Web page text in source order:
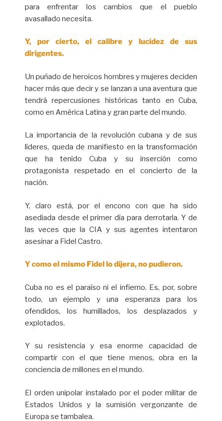
para enfrentar los cambios que el pueblo
avasallado necesita.
Y, por cierto, el calibre y lucidez de sus
dirigentes.
Un puñado de heroicos hombres y mujeres deciden
hacer más que decir y se lanzan a una aventura que
tendrá repercusiones históricas tanto en Cuba,
como en América Latina y gran parte del mundo.
La importancia de la revolución cubana y de sus
líderes, queda de manifiesto en la transformación
que ha tenido Cuba y su inserción como
protagonista respetado en el concierto de la
nación.
Y, claro está, por el encono con que ha sido
asediada desde el primer día para derrotarla. Y de
las veces que la CIA y sus agentes intentaron
asesinar a Fidel Castro.
Y como el mismo Fidel lo dijera, no pudieron.
Cuba no es el paraíso ni el infierno. Es, por, sobre
todo, un ejemplo y una esperanza para los
ofendidos, los humillados, los desplazados y
explotados.
Y su resistencia y esa enorme capacidad de
compartir con el que tiene menos, obra en la
conciencia de millones en el mundo.
El orden unipolar instalado por el poder militar de
Estados Unidos y la sumisión vergonzante de
Europa se tambalea.